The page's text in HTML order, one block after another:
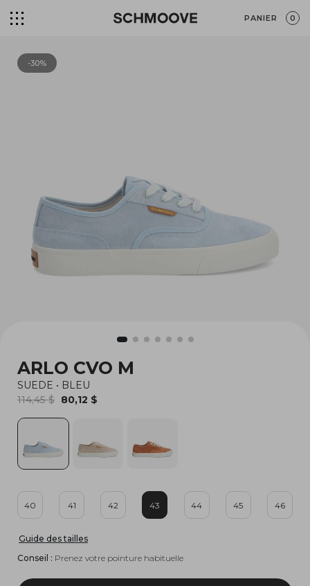
PANIER 0
-30%
ARLO CVO M
SUEDE • BLEU
114,45 $ 80,12 $
40 41 42 43 44 45 46
Guide des tailles
Conseil : Prenez votre pointure habituelle